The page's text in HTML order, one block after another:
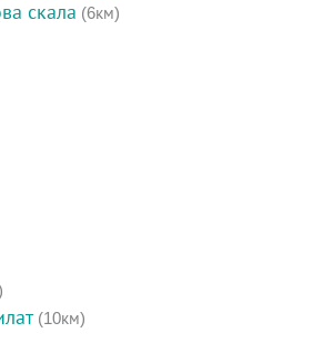
скала (6км)
(10км)